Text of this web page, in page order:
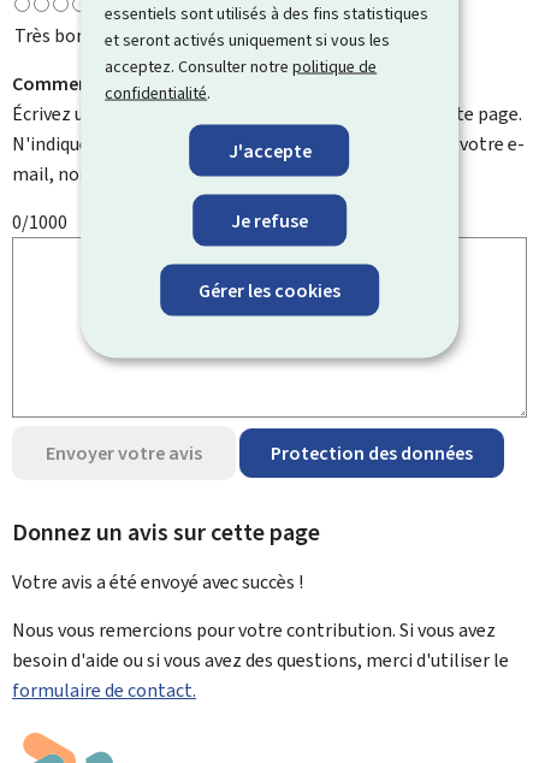
essentiels sont utilisés à des fins statistiques
et seront activés uniquement si vous les
acceptez. Consulter notrepolitique de
confidentialité.
J'accepte
Je refuse
Gérer les cookies
Très bonne
Comment pouvons-nous l'améliorer ?
Écrivez un commentaire et aidez-nous à améliorer cette page.
N'indiquez pas d'informations personnelles telles que votre e-
mail, nom, numéro de téléphone, etc.
0/1000
Envoyer votre avis Protection des données
Donnez un avis sur cette page
Votre avis a été envoyé avecsuccès !
Nous vous remercions pour votre contribution. Si vous avez
besoin d'aide ou si vous avez des questions, merci d'utiliser le
formulaire de contact.